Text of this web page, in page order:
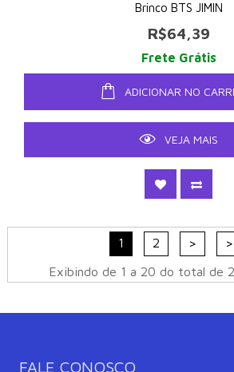
Brinco BTS JIMIN
R$64,39
Frete Grátis
ADICIONAR NO
VEJA MAIS
1 2 >
Exibindo de 1 a 20 do total de
FALE CONOSCO